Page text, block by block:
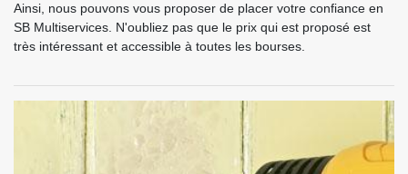
Ainsi, nous pouvons vous proposer de placer votre confiance en
SB Multiservices. N'oubliez pas que le prix qui est proposé est
très intéressant et accessible à toutes les bourses.